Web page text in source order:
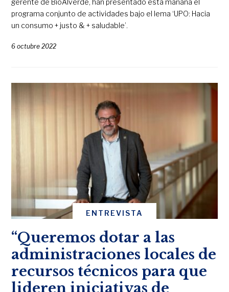
gerente de BioAlverde, han presentado esta mañana el
programa conjunto de actividades bajo el lema ‘UPO: Hacia
un consumo + justo & + saludable’.
6 octubre 2022
ENTREVISTA
“Queremos dotar a las
administraciones locales de
recursos técnicos para que
lideren iniciativas de